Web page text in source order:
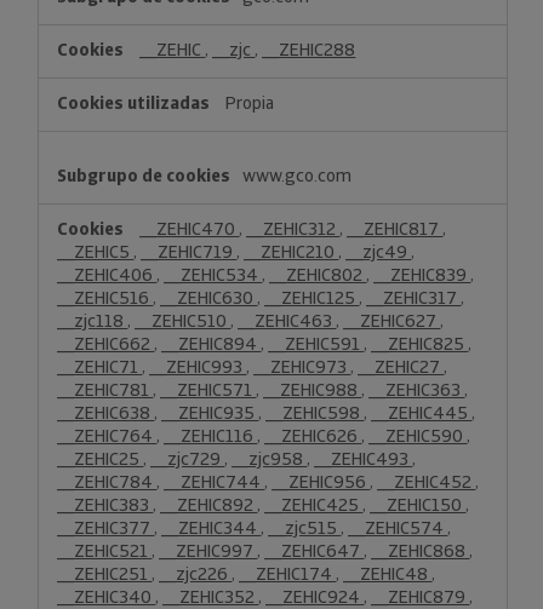
funcionales
preferencias
personalización
__ZEHIC , __zjc , __ZEHIC288
Propia
www.gco.com
__ZEHIC470 , __ZEHIC312 , __ZEHIC817 ,
__ZEHIC5 , __ZEHIC719 , __ZEHIC210 , __zjc49 ,
__ZEHIC406 , __ZEHIC534 , __ZEHIC802 , __ZEHIC839 ,
__ZEHIC516 , __ZEHIC630 , __ZEHIC125 , __ZEHIC317 ,
__zjc118 , __ZEHIC510 , __ZEHIC463 , __ZEHIC627 ,
__ZEHIC662 , __ZEHIC894 , __ZEHIC591 , __ZEHIC825 ,
__ZEHIC71 , __ZEHIC993 , __ZEHIC973 , __ZEHIC27 ,
__ZEHIC781 , __ZEHIC571 , __ZEHIC988 , __ZEHIC363 ,
__ZEHIC638 , __ZEHIC935 , __ZEHIC598 , __ZEHIC445 ,
__ZEHIC764 , __ZEHIC116 , __ZEHIC626 , __ZEHIC590 ,
__ZEHIC25 , __zjc729 , __zjc958 , __ZEHIC493 ,
__ZEHIC784 , __ZEHIC744 , __ZEHIC956 , __ZEHIC452 ,
__ZEHIC383 , __ZEHIC892 , __ZEHIC425 , __ZEHIC150 ,
__ZEHIC377 , __ZEHIC344 , __zjc515 , __ZEHIC574 ,
__ZEHIC521 , __ZEHIC997 , __ZEHIC647 , __ZEHIC868 ,
__ZEHIC251 , __zjc226 , __ZEHIC174 , __ZEHIC48 ,
__ZEHIC340 , __ZEHIC352 , __ZEHIC924 , __ZEHIC879 ,